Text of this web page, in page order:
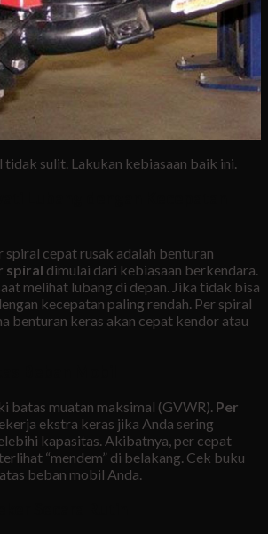
tidak sulit. Lakukan kebiasaan baik ini.
spiral cepat rusak adalah benturan
spiral dimulai dari kebiasaan berkendara.
melihat lubang di depan. Jika tidak bisa
kecepatan paling rendah. Per spiral
benturan keras akan cepat kendor atau
batas muatan maksimal (GVWR). Per
ekstra keras jika Anda sering
kapasitas. Akibatnya, per cepat
“mendem” di belakang. Cek buku
beban mobil Anda.